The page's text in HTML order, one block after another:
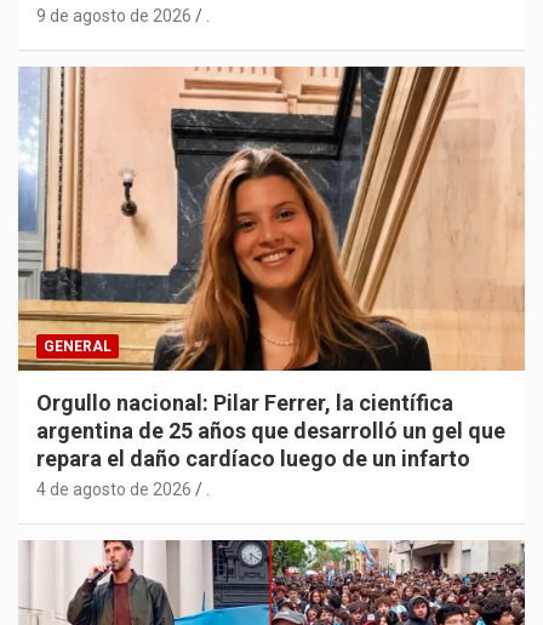
9 de agosto de 2026 .
GENERAL
Orgullo nacional: Pilar Ferrer, la científica
argentina de 25 años que desarrolló un gel que
repara el daño cardíaco luego de un infarto
4 de agosto de 2026 .